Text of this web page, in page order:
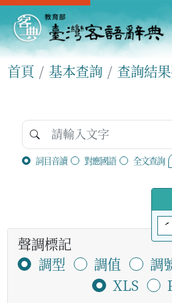
首頁 基本查詢 查詢結
詞目音讀 對應國語 全文查詢
ˊ
聲調標記
調型
調值
調
XLS